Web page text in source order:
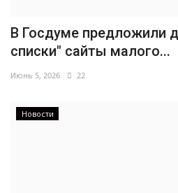
В Госдуме предложили
списки" сайты малого...
Июнь 5, 2026 22
Новости